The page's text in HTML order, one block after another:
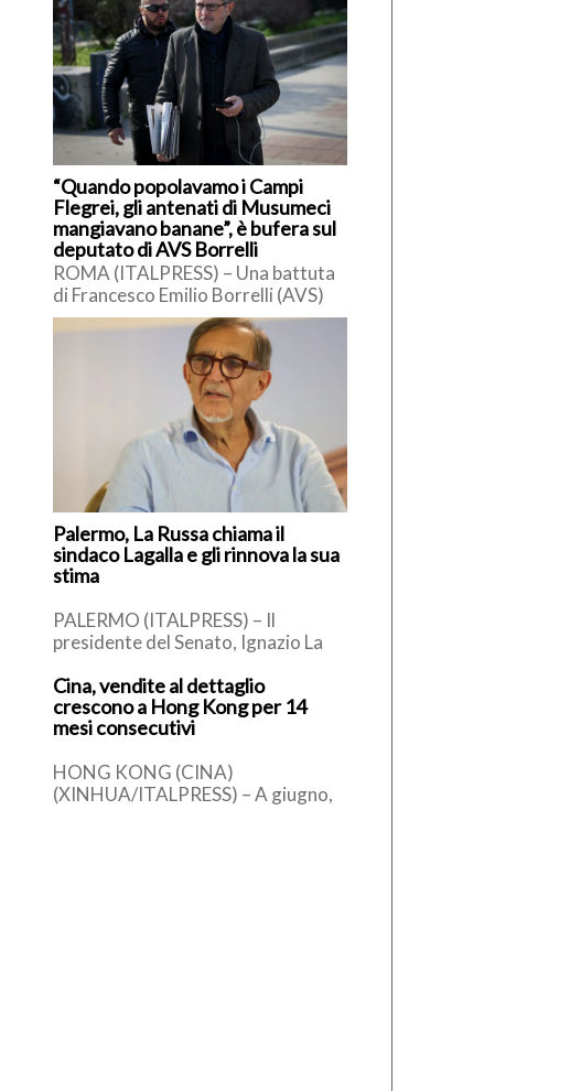
“Quando popolavamo i Campi
Flegrei, gli antenati di Musumeci
mangiavano banane”, è bufera sul
deputato di AVS Borrelli
ROMA (ITALPRESS) – Una battuta
di Francesco Emilio Borrelli (AVS)
sui siciliani ha innescato polemiche.
Intervistato da Radio Cusano,
Palermo, La Russa chiama il
sindaco Lagalla e gli rinnova la sua
stima
PALERMO (ITALPRESS) – Il
presidente del Senato, Ignazio La
l’Italpress, ha telefonato al sindaco
di Palermo, […]
Cina, vendite al dettaglio
crescono a Hong Kong per 14
mesi consecutivi
HONG KONG (CINA)
(XINHUA/ITALPRESS) – A giugno,